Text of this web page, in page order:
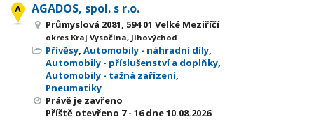
AGADOS, spol. s r.o.
Průmyslová 2081, 594 01 Velké Meziříčí
okres Kraj Vysočina, Jihovýchod
Přívěsy, Automobily - náhradní díly,
Automobily - příslušenství a doplňky,
Automobily - tažná zařízení,
Pneumatiky
Právě je zavřeno
Příště otevřeno 7 - 16dne 10.08.2026